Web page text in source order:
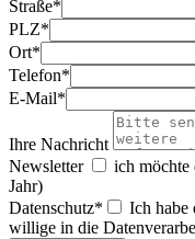
Straße*
PLZ*
Ort*
Telefon*
E-Mail*
Ihre Nachricht
Newsletter
ich möchte
Jahr)
Datenschutz* Ich habe
willige in die